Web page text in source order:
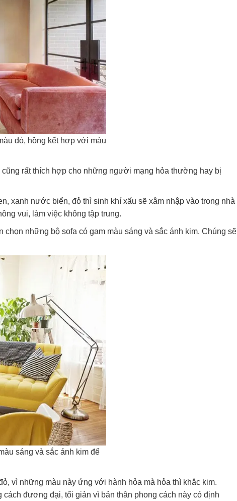
đỏ, hồng kết hợp với màu
rất thích hợp cho những người mạng hỏa thường hay bị
xanh nước biển, đỏ thì sinh khí xấu sẽ xâm nhập vào trong nhà
vui, làm việc không tập trung.
chọn những bộ sofa có gam màu sáng và sắc ánh kim. Chúng sẽ
sáng và sắc ánh kim để
vì những màu này ứng với hành hỏa mà hỏa thì khắc kim.
đương đại, tối giản vì bản thân phong cách này có định